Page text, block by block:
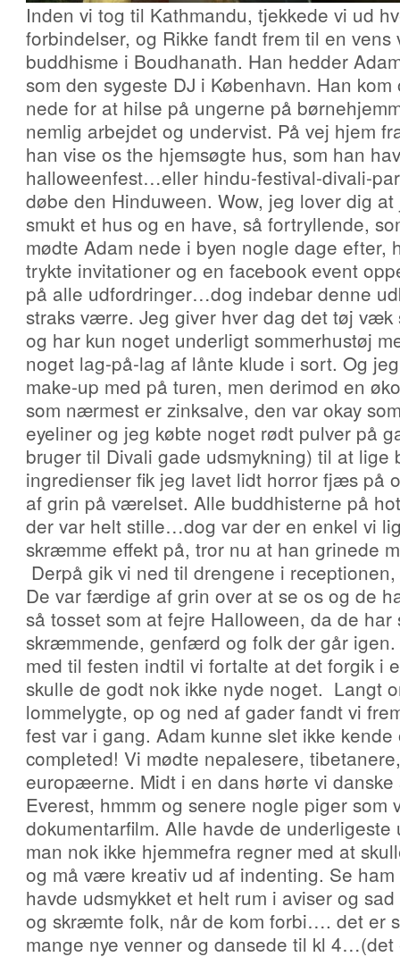
Inden vi tog til Kathmandu, tjekkede vi ud
forbindelser, og Rikke fandt frem til en vens
buddhisme i Boudhanath. Han hedder
som den sygeste DJ i København. Han
nede for at hilse på ungerne på
nemlig arbejdet og undervist. På vej hjem
han vise os the hjemsøgte hus, som han
halloweenfest…eller hindu-festival-divali-
døbe den Hinduween. Wow, jeg lover dig
smukt et hus og en have, så fortryllende,
mødte Adam nede i byen nogle dage efter,
trykte invitationer og en facebook event
på alle udfordringer…dog indebar denne
straks værre. Jeg giver hver dag det tøj væk
og har kun noget underligt sommerhustøj
noget lag-på-lag af lånte klude i sort. Og
make-up med på turen, men derimod en
som nærmest er zinksalve, den var okay
eyeliner og jeg købte noget rødt pulver på
bruger til Divali gade udsmykning) til at lige
ingredienser fik jeg lavet lidt horror fjæs på
af grin på værelset. Alle buddhisterne på
der var helt stille…dog var der en enkel vi
skræmme effekt på, tror nu at han grinede
Derpå gik vi ned til drengene i
De var færdige af grin over at se os og de
så tosset som at fejre Halloween, da de
skræmmende, genfærd og folk der går
med til festen indtil vi fortalte at det forgik i
skulle de godt nok ikke nyde noget. Langt
lommelygte, op og ned af gader fandt vi
fest var i gang. Adam kunne slet ikke
completed! Vi mødte nepalesere,
europæerne. Midt i en dans hørte vi danske
Everest, hmmm og senere nogle piger som
dokumentarfilm. Alle havde de
man nok ikke hjemmefra regner med at
og må være kreativ ud af indenting. Se
havde udsmykket et helt rum i aviser og
og skræmte folk, når de kom forbi…. det er
mange nye venner og dansede til kl